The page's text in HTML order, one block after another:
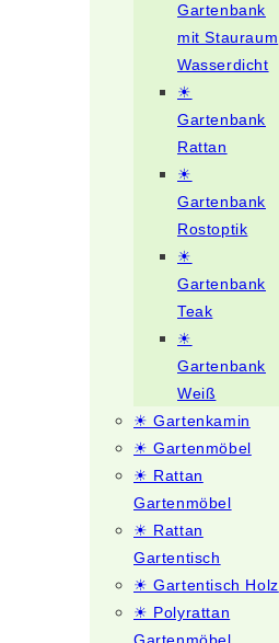
Gartenbank
mit Stauraum
Wasserdicht
☀
Gartenbank
Rattan
☀
Gartenbank
Rostoptik
☀
Gartenbank
Teak
☀
Gartenbank
Weiß
☀ Gartenkamin
☀ Gartenmöbel
☀ Rattan
Gartenmöbel
☀ Rattan
Gartentisch
☀ Gartentisch Holz
☀ Polyrattan